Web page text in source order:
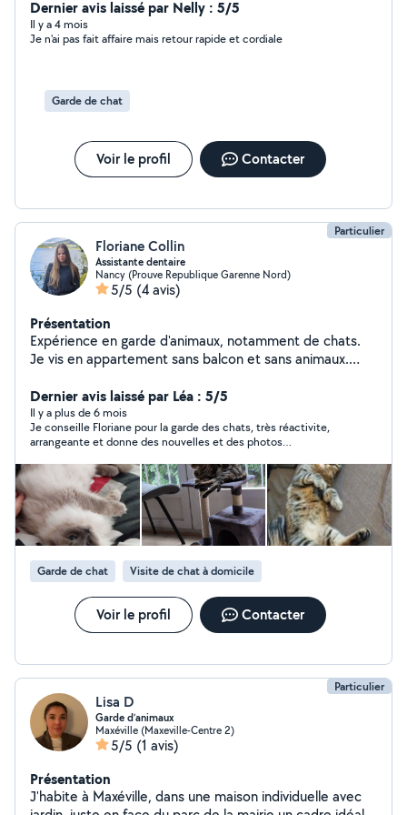
particuliers ou entreprises *Garde d'enfants (expérience
de maman) *Garde d'animaux (visite, promenade, soins)
*Aide à domicile et aux courses *Soutien ponctuel ou
contraintes Fiable, discrète, organisée et à l'écoute
N'hésitez pas à me contacter pour en discuter ou pour
Dernier avis laissé par Nelly : 5/5
Il y a 4 mois
Je n'ai pas fait affaire mais retour rapide et cordiale
Garde de chat
Voir le profil Contacter
Particulier
Floriane Collin
Assistante dentaire
Nancy (Prouve Republique Garenne Nord)
5/5 (4 avis)
Présentation
Expérience en garde d'animaux, notamment de chats.
Je vis en appartement sans balcon et sans animaux.
services pour l'aide aux devoirs ou pour des cours
particuliers jusqu'en 3e.
Dernier avis laissé par Léa : 5/5
Il y a plus de 6 mois
Je conseille Floriane pour la garde des chats, très réactivite,
arrangeante et donne des nouvelles et des photos
s'est senti comme chez lui ! encore merci !
Garde de chat Visite de chat à domicile
Voir le profil Contacter
Particulier
Lisa D
Garde d’animaux
Maxéville (Maxeville-Centre 2)
5/5 (1 avis)
Présentation
J'habite à Maxéville, dans une maison individuelle avec